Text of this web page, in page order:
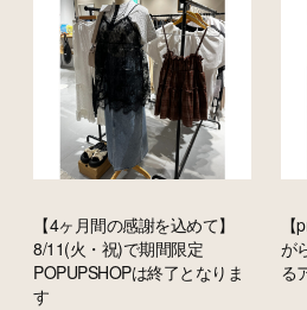
【4ヶ月間の感謝を込めて】
8/11(火・祝)で期間限定
POPUPSHOPは終了となりま
す
が
る